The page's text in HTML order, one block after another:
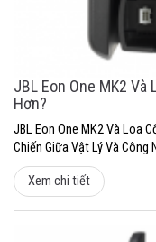
JBL Eon One MK2
Hơn?
JBL Eon One MK2 Và Loa
Chiến Giữa Vật Lý Và Công
Xem chi tiết